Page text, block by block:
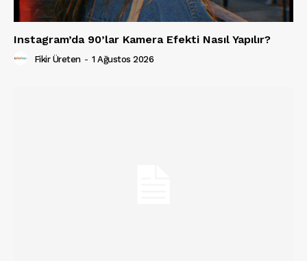
Instagram’da 90’lar Kamera Efekti Nasıl Yapılır?
Fikir Üreten - 1 Ağustos 2026